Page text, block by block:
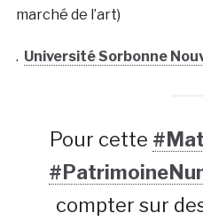
marché de l’art)
. Université Sorbonne
Pour cette
compter sur